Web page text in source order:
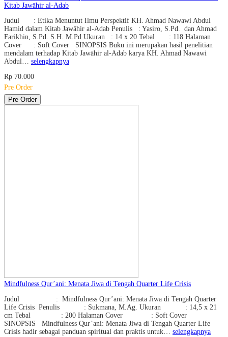
Kitab Jawāhir al-Adab
Judul : Etika Menuntut Ilmu Perspektif KH. Ahmad Nawawi Abdul
Hamid dalam Kitab Jawāhir al-Adab Penulis : Yasiro, S.Pd. dan Ahmad
Farikhin, S.Pd. S.H. M.Pd Ukuran : 14 x 20 Tebal : 118 Halaman
Cover : Soft Cover SINOPSIS Buku ini merupakan hasil penelitian
mendalam terhadap Kitab Jawāhir al-Adab karya KH. Ahmad Nawawi
Abdul… selengkapnya
Rp 70.000
Pre Order
Pre Order
Mindfulness Qur’ani: Menata Jiwa di Tengah Quarter Life Crisis
Judul : Mindfulness Qur’ani: Menata Jiwa di Tengah Quarter
Life Crisis Penulis : Sukmana, M.Ag. Ukuran : 14,5 x 21
cm Tebal : 200 Halaman Cover : Soft Cover
SINOPSIS Mindfulness Qur’ani: Menata Jiwa di Tengah Quarter Life
Crisis hadir sebagai panduan spiritual dan praktis untuk… selengkapnya